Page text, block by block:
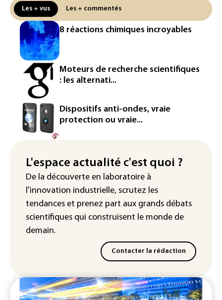
réseau
Véhicules de livraison autonomes: la
France ouvre la voie à leur
homologation
Iris³: Eutelsat investira 3,4 milliards
d'euros dans la future constellation
européenne
Le magazine VSD racheté par
l'entrepreneur Vianney d'Alançon
La production française de maïs
"Retour en force" progressif de la
chaleur dans les prochains jours en
France
Les + vus Les + commentés
8 réactions chimiques incroyables
Moteurs de recherche scientifiques
: les alternati...
Dispositifs anti-ondes, vraie
protection ou vraie...
L'espace actualité c'est quoi ?
De la découverte en laboratoire à
l'innovation industrielle, scrutez les
tendances et prenez part aux grands débats
scientifiques qui construisent le monde de
demain.
Contacter la rédaction